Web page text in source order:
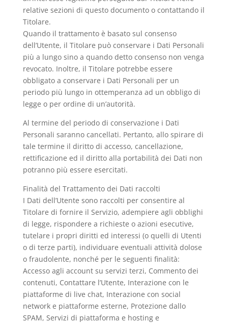
relative sezioni di questo documento o contattando il
Titolare.
Quando il trattamento è basato sul consenso
dell’Utente, il Titolare può conservare i Dati Personali
più a lungo sino a quando detto consenso non venga
revocato. Inoltre, il Titolare potrebbe essere
obbligato a conservare i Dati Personali per un
periodo più lungo in ottemperanza ad un obbligo di
legge o per ordine di un’autorità.
Al termine del periodo di conservazione i Dati
Personali saranno cancellati. Pertanto, allo spirare di
tale termine il diritto di accesso, cancellazione,
rettificazione ed il diritto alla portabilità dei Dati non
potranno più essere esercitati.
Finalità del Trattamento dei Dati raccolti
I Dati dell’Utente sono raccolti per consentire al
Titolare di fornire il Servizio, adempiere agli obblighi
di legge, rispondere a richieste o azioni esecutive,
tutelare i propri diritti ed interessi (o quelli di Utenti
o di terze parti), individuare eventuali attività dolose
o fraudolente, nonché per le seguenti finalità:
Accesso agli account su servizi terzi, Commento dei
contenuti, Contattare l’Utente, Interazione con le
piattaforme di live chat, Interazione con social
network e piattaforme esterne, Protezione dallo
SPAM, Servizi di piattaforma e hosting e